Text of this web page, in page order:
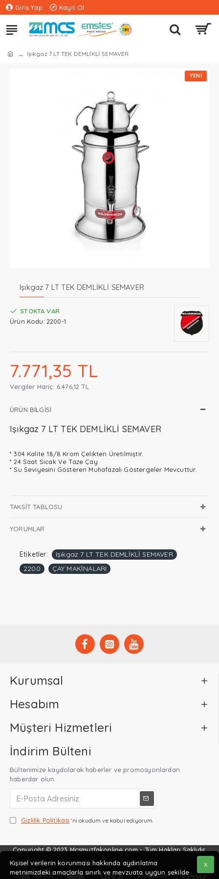
Giriş Yap Kayıt Ol
Işıkgaz 7 LT TEK DEMLİKLİ SEMAVER
YENI
Işıkgaz 7 LT TEK DEMLİKLİ SEMAVER
7.771,35 TL
Vergiler Hariç: 6.476,12 TL
STOKTA VAR
Ürün Kodu: 2200-1
ÜRÜN BILGISI
Işıkgaz 7 LT TEK DEMLİKLİ SEMAVER
* 304 Kalite 18/8 Krom Çelikten Üretilmiştir.
* 24 Saat Sıcak Ve Taze Çay
* Su Seviyesini Gösteren Muhafazalı Göstergeler Mevcuttur.
TAKSIT TABLOSU
YORUMLAR
Etiketler:
Işıkgaz 7 LT TEK DEMLİKLİ SEMAVER
2200
ÇAY MAKİNALARI
Kurumsal
Hesabım
Müşteri Hizmetleri
İndirim Bülteni
Bültenimize kaydolarak haberler ve promosyonlardan
haberdar olun.
Gizlilik Politikası 'ni okudum ve kabul ediyorum.
Copyright © 2023 Mcsmutfakonline.com - Tüm Hakları Saklıdır.
X
Kişisel verilerin korunması hakkında aydınlatma
metnimizdeki amaçlarla sınırlı ve mevzuata uygun şekilde